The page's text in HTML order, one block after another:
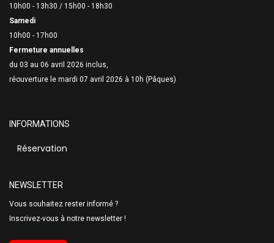
10h00 - 13h30 / 15h00 - 18h30
Samedi
10h00 - 17h00
Fermeture annuelles
du 03 au 06 avril 2026 inclus,
réouverture le mardi 07 avril 2026 à 10h (Pâques)
INFORMATIONS
Réservation
NEWSLETTER
Vous souhaitez rester informé ?
Inscrivez-vous à notre newsletter !